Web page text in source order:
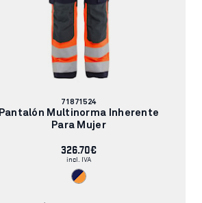
Número
de
artículo:
71871524
Pantalón Multinorma Inherente
Para Mujer
326.70€
incl. IVA